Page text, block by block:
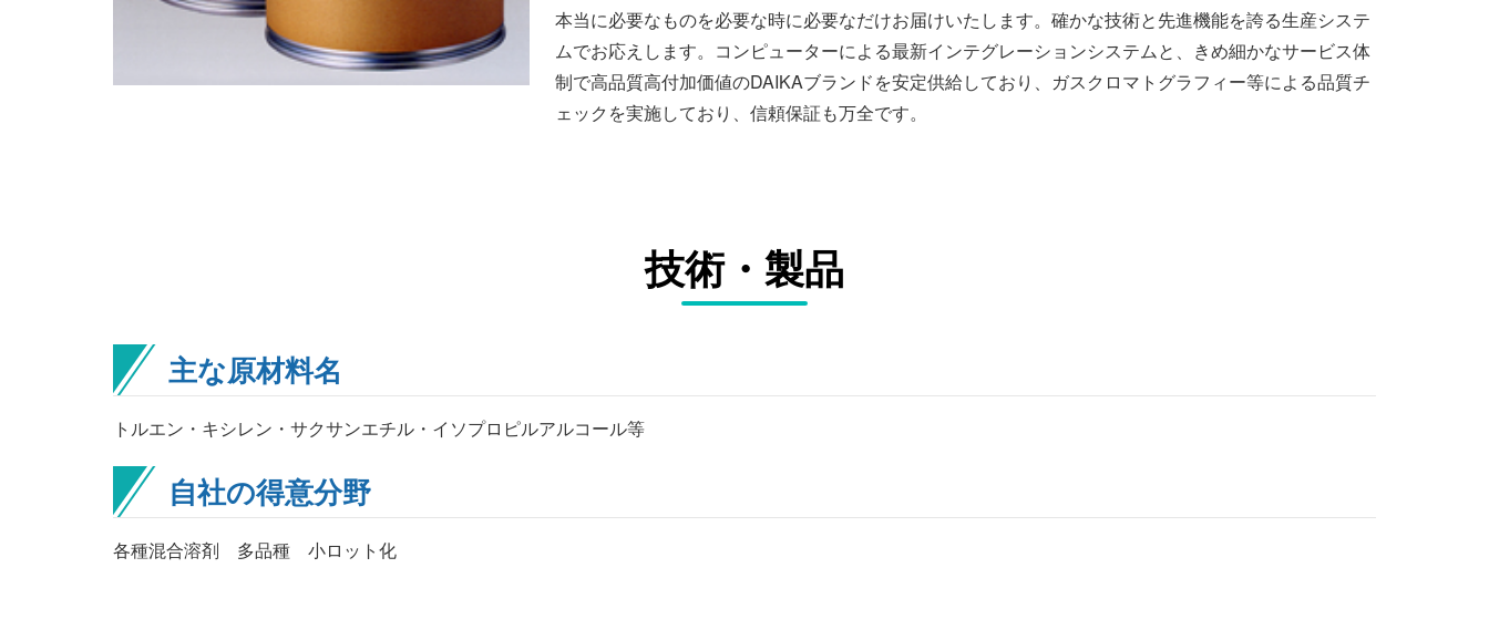
本当に必要なものを必要な時に必要なだけお届けいたします。確かな技術と先進機能を誇る生産システ
ムでお応えします。コンピューターによる最新インテグレーションシステムと、きめ細かなサービス体
制で高品質高付加価値のDAIKAブランドを安定供給しており、ガスクロマトグラフィー等による品質チ
ェックを実施しており、信頼保証も万全です。
技術・製品
主な原材料名
トルエン・キシレン・サクサンエチル・イソプロピルアルコール等
自社の得意分野
各種混合溶剤 多品種 小ロット化